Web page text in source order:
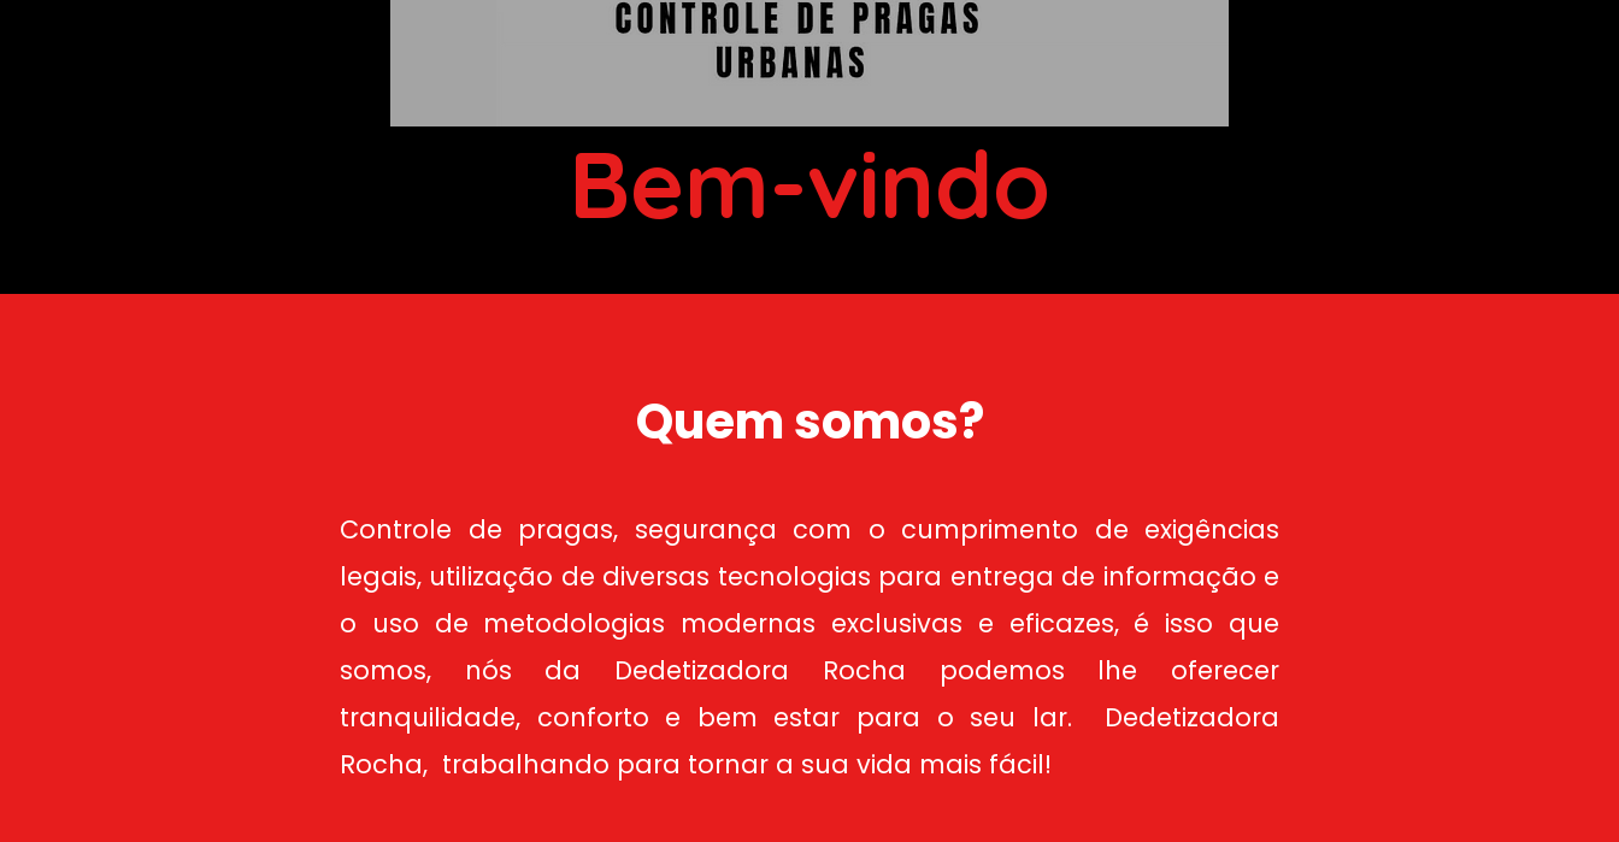
Bem-vindo
Quem somos?
Controle de pragas, segurança com o cumprimento de exigências
legais, utilização de diversas tecnologias para entrega de informação e
o uso de metodologias modernas exclusivas e eficazes, é isso que
somos, nós da Dedetizadora Rocha podemos lhe oferecer
tranquilidade, conforto e bem estar para o seu lar. Dedetizadora
Rocha, trabalhando para tornar a sua vida mais fácil!